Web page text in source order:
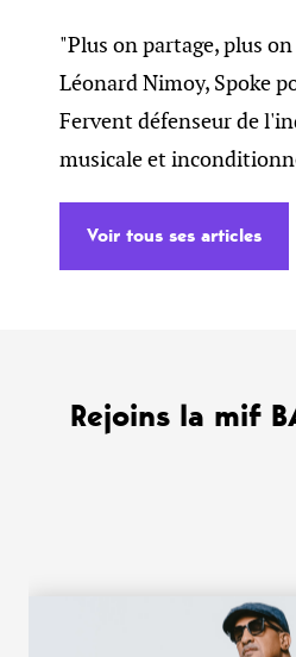
"Plus on partage, plus
Léonard Nimoy, Spoke
Fervent défenseur de
musicale et
Voir tous ses articles
Rejoins la mif
WANT